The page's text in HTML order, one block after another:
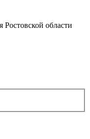
Ростовской области